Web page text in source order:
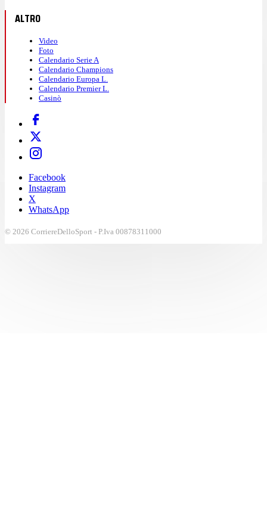
ALTRO
Video
Foto
Calendario Serie A
Calendario Champions
Calendario Europa L.
Calendario Premier L.
Casinò
Facebook
Instagram
X
WhatsApp
© 2026 CorriereDelloSport - P.Iva 00878311000